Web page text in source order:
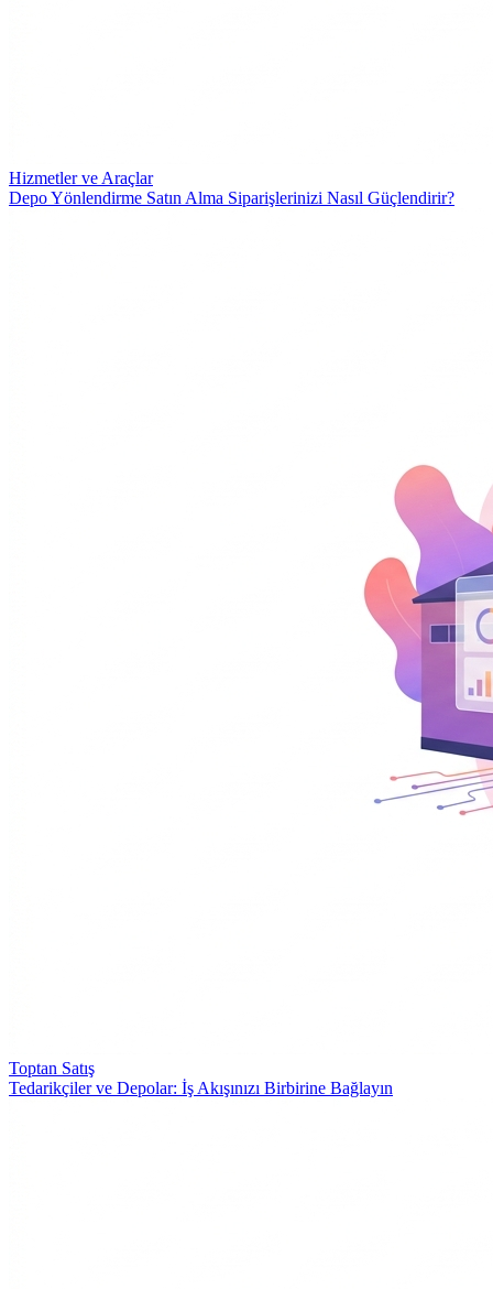
Hizmetler ve Araçlar
Depo Yönlendirme Satın Alma Siparişlerinizi Nasıl Güçlendirir?
Toptan Satış
Tedarikçiler ve Depolar: İş Akışınızı Birbirine Bağlayın